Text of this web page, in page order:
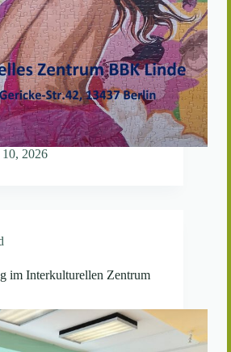
2026
im Interkulturellen Zentrum